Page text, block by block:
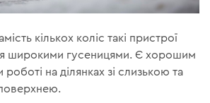
кількох коліс такі пристрої
широкими гусеницями. Є хорошим
на ділянках зі слизькою та